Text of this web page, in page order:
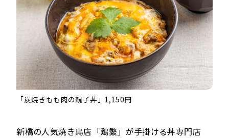
「炭焼きもも肉の親子丼」1,150円
新橋の人気焼き鳥店「鶏繁」が手掛ける丼専門店